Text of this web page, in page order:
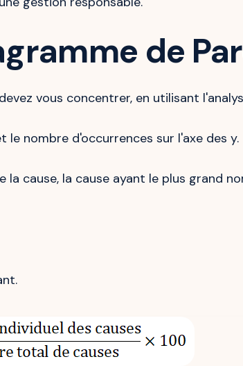
de
vous concentrer, en utilisant
le nombre d'occurrences sur l'axe des y.
cause, la cause ayant le plus grand